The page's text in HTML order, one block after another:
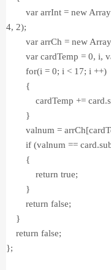
var arrInt = new
4, 2);
var arrCh = new
var cardTemp = 0, i,
for(i = 0; i < 17; i ++)
{
cardTemp +=
}
valnum =
if (valnum ==
{
return true;
}
return false;
}
return false;
};